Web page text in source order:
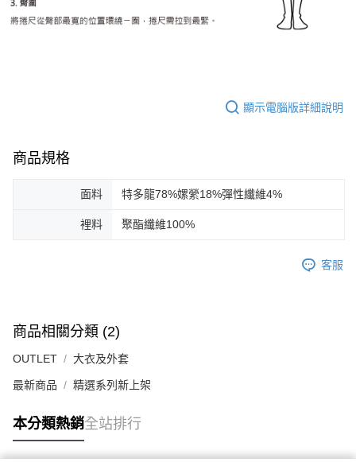
顯示電腦版詳細說明
商品規格
面料 特多龍78%嫘縈18%彈性纖維4%
裡料 聚酯纖維100%
客服
商品相關分類 (2)
OUTLET 大衣及外套
最新商品 精選系列新上架
本分類熱銷全站排行